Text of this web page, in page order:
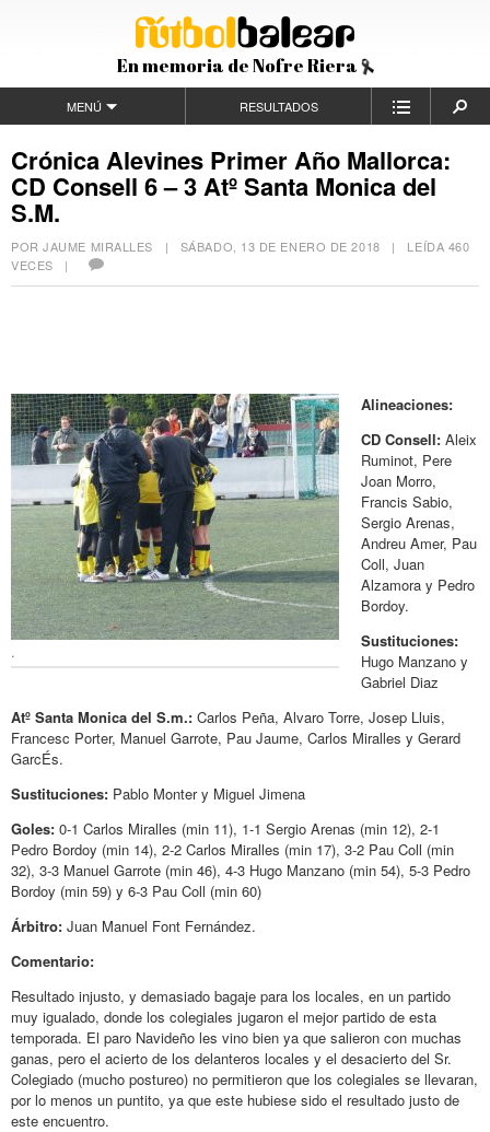
En memoria de Nofre Riera
MENÚ RESULTADOS
Crónica Alevines Primer Año Mallorca:
CD Consell 6 – 3 Atº Santa Monica del
S.M.
POR JAUME MIRALLES | SÁBADO, 13 DE ENERO DE 2018 | LEÍDA 460
VECES |
.
Alineaciones:
CD Consell: Aleix
Ruminot, Pere
Joan Morro,
Francis Sabio,
Sergio Arenas,
Andreu Amer, Pau
Coll, Juan
Alzamora y Pedro
Bordoy.
Sustituciones:
Hugo Manzano y
Gabriel Diaz
Atº Santa Monica del S.m.: Carlos Peña, Alvaro Torre, Josep Lluis,
Francesc Porter, Manuel Garrote, Pau Jaume, Carlos Miralles y Gerard
GarcÉs.
Sustituciones: Pablo Monter y Miguel Jimena
Goles: 0-1 Carlos Miralles (min 11), 1-1 Sergio Arenas (min 12), 2-1
Pedro Bordoy (min 14), 2-2 Carlos Miralles (min 17), 3-2 Pau Coll (min
32), 3-3 Manuel Garrote (min 46), 4-3 Hugo Manzano (min 54), 5-3 Pedro
Bordoy (min 59) y 6-3 Pau Coll (min 60)
Árbitro: Juan Manuel Font Fernández.
Comentario:
Resultado injusto, y demasiado bagaje para los locales, en un partido
muy igualado, donde los colegiales jugaron el mejor partido de esta
temporada. El paro Navideño les vino bien ya que salieron con muchas
ganas, pero el acierto de los delanteros locales y el desacierto del Sr.
Colegiado (mucho postureo) no permitieron que los colegiales se llevaran,
por lo menos un puntito, ya que este hubiese sido el resultado justo de
este encuentro.